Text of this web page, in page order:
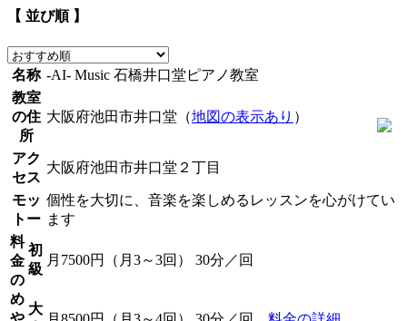
【 並び順 】
名称 -AI- Music 石橋井口堂ピアノ教室
教室
の住
所
大阪府池田市井口堂（地図の表示あり ）
アク
セス
大阪府池田市井口堂２丁目
モッ
トー
個性を大切に、音楽を楽しめるレッスンを心がけてい
ます
料
金
の
め
や
初
級
月7500円（月3～3回） 30分／回
大